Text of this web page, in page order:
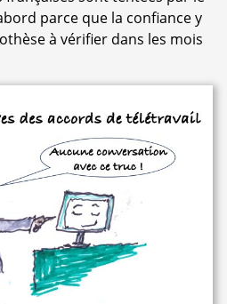
parce que la confiance y
à vérifier dans les mois